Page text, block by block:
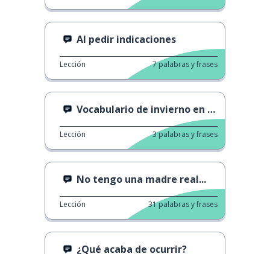
Al pedir indicaciones
Lección 7palabras y frases
Vocabulario de invierno en japonés
Lección 3palabras y frases
No tengo una madre real...
Lección 31palabras y frases
¿Qué acaba de ocurrir?